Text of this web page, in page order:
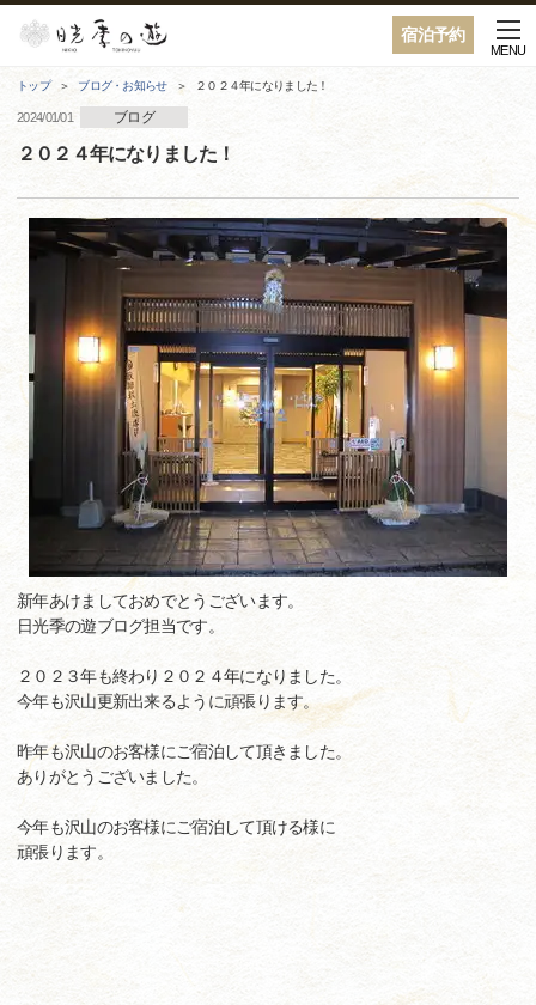
宿泊予約
MENU
トップ ブログ・お知らせ ２０２４年になりました！
2024/01/01 ブログ
２０２４年になりました！
新年あけましておめでとうございます。
日光季の遊ブログ担当です。
２０２３年も終わり２０２４年になりました。
今年も沢山更新出来るように頑張ります。
昨年も沢山のお客様にご宿泊して頂きました。
ありがとうございました。
今年も沢山のお客様にご宿泊して頂ける様に
頑張ります。